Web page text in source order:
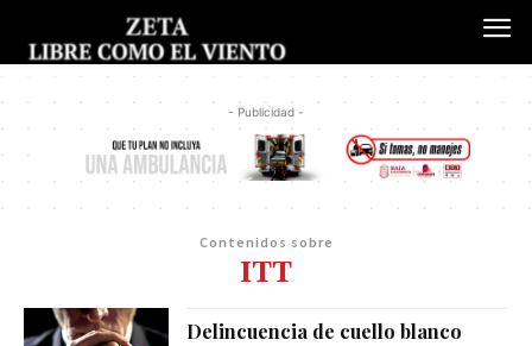
- Publicidad -
Contenidos sobre
ITT
Delincuencia de cuello blanco